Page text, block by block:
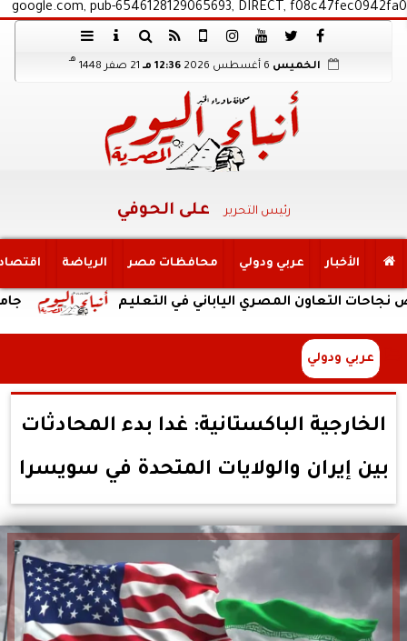
google.com, pub-6546128129065693, DIRECT, f08c47fec0942fa0
الخميس 12:36 مـ 21 صفر 1448
هـ
رئيس التحرير على الحوفي
الأخبار عربي ودولي محافظات مصر الرياضة
جامعة التعاون المصري الياباني في التعليم
عربي ودولي
الخارجية الباكستانية: غدا بدء المحادثات
بين إيران والولايات المتحدة في سويسرا